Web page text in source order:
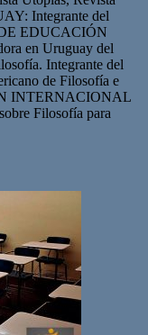
Integrante del
EDUCACIÓN
en Uruguay del
Integrante del
de Filosofía e
INTERNACIONAL
Filosofía para